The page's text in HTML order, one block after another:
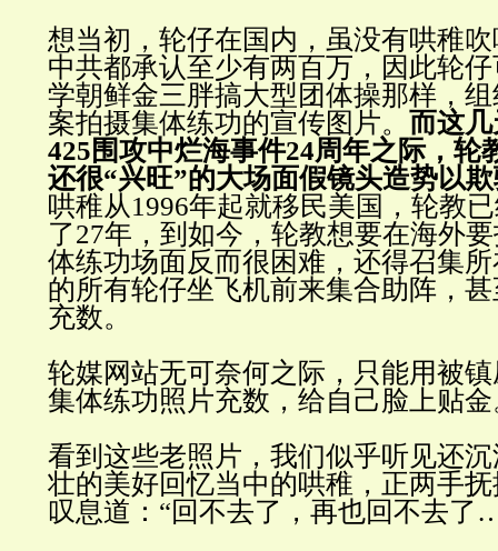
想当初，轮仔在国内，虽没有哄稚
中共都承认至少有两百万，因此轮
学朝鲜金三胖搞大型团体操那样，
案拍摄集体练功的宣传图片。 而这
425围攻中烂海事件24周年之际，轮
还很“兴旺”的大场面假镜头造势以
哄稚从1996年起就移民美国，轮教
了27年，到如今，轮教想要在海外
体练功场面反而很困难，还得召集
的所有轮仔坐飞机前来集合助阵，
充数。
轮媒网站无可奈何之际，只能用被
集体练功照片充数，给自己脸上贴
看到这些老照片，我们似乎听见还
壮的美好回忆当中的哄稚，正两手
叹息道：“回不去了，再也回不去